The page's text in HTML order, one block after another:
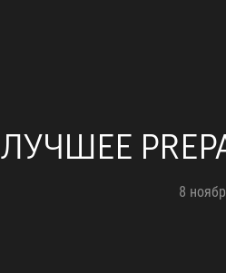
ЛУЧШЕЕ
8